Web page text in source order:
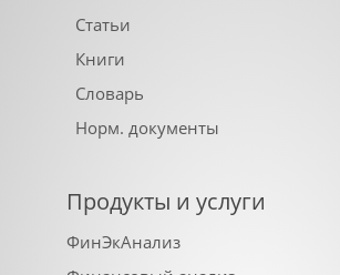
Статьи
Книги
Словарь
Норм. документы
Продукты и услуги
ФинЭкАнализ